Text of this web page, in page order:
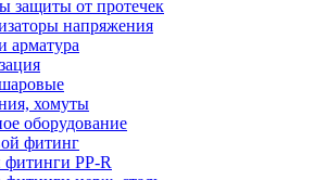
защиты от протечек
напряжения
арматура
хомуты
оборудование
фитинг
фитинги PP-R